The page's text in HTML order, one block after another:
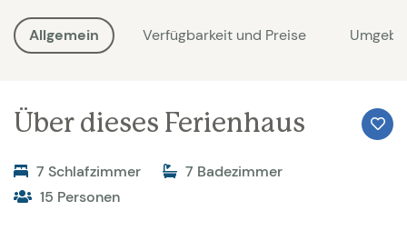
Allgemein Verfügbarkeit und Preise
Über dieses Ferienhaus
7 Schlafzimmer
7 Badezimmer
15 Personen